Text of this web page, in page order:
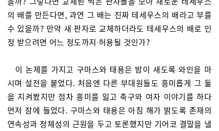
의 배를 만든다면, 과연 그 배는 진짜 테세우스의 배라고 부를
수 있을까? 만약 새 판자로 교체하더라도 테세우스의 배로 인
정 받으려면 어느 정도까지 허용될 것인가?
이 논제를 가지고 구마스와 태용은 밤이 새도록 와인을 마
시며 설전을 붙었다. 처음엔 다른 부대원들도 흥미롭게 그 둘
을 지켜봤지만 점차 흥미를 잃고 축구와 여자 이야기를 하다
먼저 잠에 들었다. 구마스와 태용은 아침 해가 밝도록 존재의
연속성과 정체성의 근원을 두고 토론했지만 기어코 결말을 낼